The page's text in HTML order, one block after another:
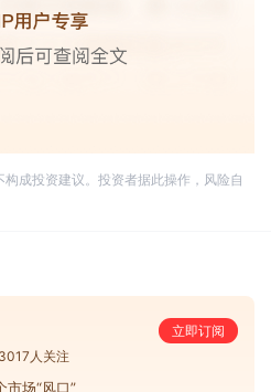
成投资建议。投资者据此操作，风险自
立即订阅
人关注
市场“风口”